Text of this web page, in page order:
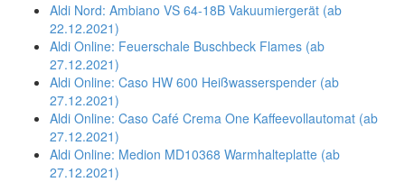
Aldi Nord: Ambiano VS 64-18B Vakuumiergerät (ab
22.12.2021)
Aldi Online: Feuerschale Buschbeck Flames (ab
27.12.2021)
Aldi Online: Caso HW 600 Heißwasserspender (ab
27.12.2021)
Aldi Online: Caso Café Crema One Kaffeevollautomat (ab
27.12.2021)
Aldi Online: Medion MD10368 Warmhalteplatte (ab
27.12.2021)